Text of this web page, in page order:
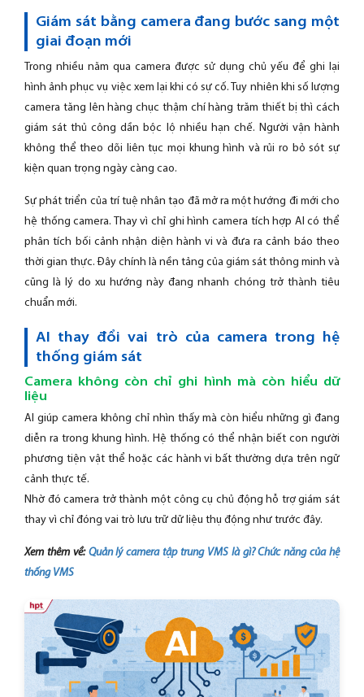
Giám sát bằng camera đang bước sang một
giai đoạn mới
Trong nhiều năm qua camera được sử dụng chủ yếu để ghi lại
hình ảnh phục vụ việc xem lại khi có sự cố. Tuy nhiên khi số lượng
camera tăng lên hàng chục thậm chí hàng trăm thiết bị thì cách
giám sát thủ công dần bộc lộ nhiều hạn chế. Người vận hành
không thể theo dõi liên tục mọi khung hình và rủi ro bỏ sót sự
kiện quan trọng ngày càng cao.
Sự phát triển của trí tuệ nhân tạo đã mở ra một hướng đi mới cho
hệ thống camera. Thay vì chỉ ghi hình camera tích hợp AI có thể
phân tích bối cảnh nhận diện hành vi và đưa ra cảnh báo theo
thời gian thực. Đây chính là nền tảng của giám sát thông minh và
cũng là lý do xu hướng này đang nhanh chóng trở thành tiêu
chuẩn mới.
AI thay đổi vai trò của camera trong hệ
thống giám sát
Camera không còn chỉ ghi hình mà còn hiểu dữ
liệu
AI giúp camera không chỉ nhìn thấy mà còn hiểu những gì đang
diễn ra trong khung hình. Hệ thống có thể nhận biết con người
phương tiện vật thể hoặc các hành vi bất thường dựa trên ngữ
cảnh thực tế.
Nhờ đó camera trở thành một công cụ chủ động hỗ trợ giám sát
thay vì chỉ đóng vai trò lưu trữ dữ liệu thụ động như trước đây.
Xem thêm về: Quản lý camera tập trung VMS là gì? Chức năng của hệ
thống VMS